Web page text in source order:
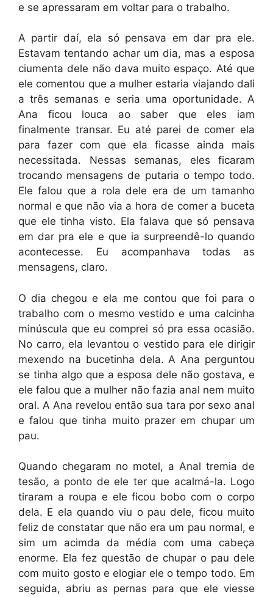
e se apressaram em voltar para o trabalho.
A partir daí, ela só pensava em dar pra ele.
Estavam tentando achar um dia, mas a esposa
ciumenta dele não dava muito espaço. Até que
ele comentou que a mulher estaria viajando dali
a três semanas e seria uma oportunidade. A
Ana ficou louca ao saber que eles iam
finalmente transar. Eu até parei de comer ela
para fazer com que ela ficasse ainda mais
necessitada. Nessas semanas, eles ficaram
trocando mensagens de putaria o tempo todo.
Ele falou que a rola dele era de um tamanho
normal e que não via a hora de comer a buceta
que ele tinha visto. Ela falava que só pensava
em dar pra ele e que ia surpreendê-lo quando
acontecesse. Eu acompanhava todas as
mensagens, claro.
O dia chegou e ela me contou que foi para o
trabalho com o mesmo vestido e uma calcinha
minúscula que eu comprei só pra essa ocasião.
No carro, ela levantou o vestido para ele dirigir
mexendo na bucetinha dela. A Ana perguntou
se tinha algo que a esposa dele não gostava, e
ele falou que a mulher não fazia anal nem muito
oral. A Ana revelou então sua tara por sexo anal
e falou que tinha muito prazer em chupar um
pau.
Quando chegaram no motel, a Anal tremia de
tesão, a ponto de ele ter que acalmá-la. Logo
tiraram a roupa e ele ficou bobo com o corpo
dela. E ela quando viu o pau dele, ficou muito
feliz de constatar que não era um pau normal, e
sim um acimda da média com uma cabeça
enorme. Ela fez questão de chupar o pau dele
com muito gosto e elogiar ele o tempo todo. Em
seguida, abriu as pernas para que ele viesse